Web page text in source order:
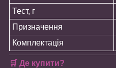
Тест, г
Призначення
Комплектація
🛒 Де купити?